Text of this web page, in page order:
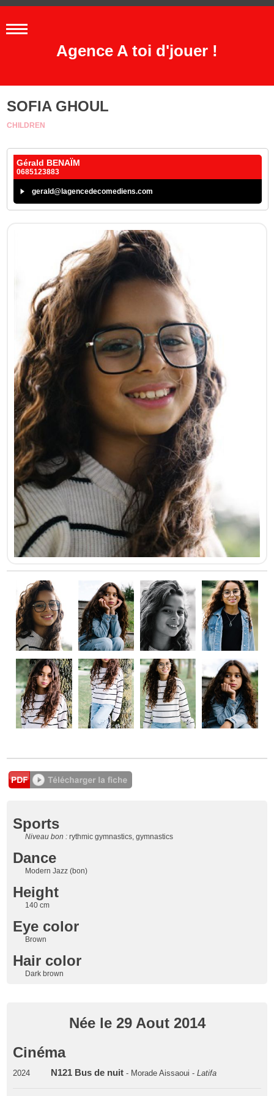
Agence A toi d'jouer !
SOFIA GHOUL
CHILDREN
Gérald BENAÏM
0685123883
gerald@lagencedecomediens.com
Sports
Niveau bon :rythmic gymnastics, gymnastics
Dance
Modern Jazz (bon)
Height
140 cm
Eye color
Brown
Hair color
Dark brown
Née le 29 Aout 2014
Cinéma
2024 N121 Bus de nuit- Morade Aissaoui - Latifa